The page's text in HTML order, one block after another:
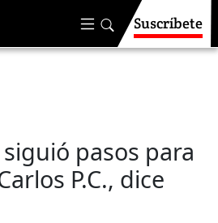
Suscríbete
pasos para
P.C., dice